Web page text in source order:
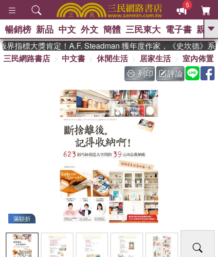
5
GO
熱搜： 東野圭吾 、 The Odyssey 、
、 如果歷史是一群喵 、 暑期
國際布克獎 臺灣漫遊錄 、 方
念華 、 台灣的李登輝時代
孩：黎曼猜想 、 偉大的迷走神經
暢銷榜 新品 中文 外文 簡體 三民東大 電子書 親子
指標大獎肯定！A.F. Steadman 獲年度作家，《史坎德》系
三民網路書店
中文書 休閒生活 居家生活
室內佈置
列印
評論
滿額折